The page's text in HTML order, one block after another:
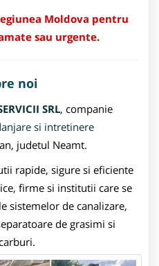
Moldova pentru
sau urgente.
noi
SRL, companie
si intretinere
judetul Neamt.
rapide, sigure si eficiente
firme si institutii care se
sistemelor de canalizare,
de grasimi si